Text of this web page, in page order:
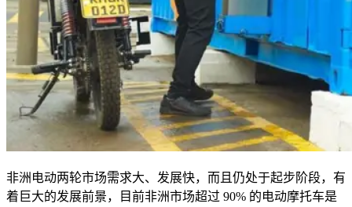
非洲电动两轮市场需求大、发展快，而且仍处于起步阶段，有
着巨大的发展前景，目前非洲市场超过 90% 的电动摩托车是